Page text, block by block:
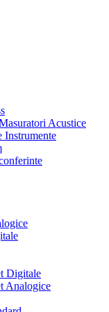
Acustice
Instrumente
Digitale
Analogice